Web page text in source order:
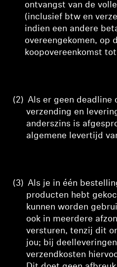
ontvangst van de
(inclusief btw en
indien een andere
overeengekomen, op
koopovereenkomst
(2) Als er geen deadline
verzending en
anderszins is
algemene levertijd
(3) Als je in één
producten hebt
kunnen worden
ook in meerdere
versturen, tenzij dit
jou; bij
verzendkosten